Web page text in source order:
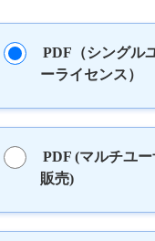
PDF（シングル
ーライセンス）
PDF (マルチユ
販売)